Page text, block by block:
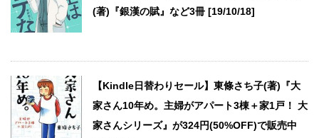
(著)『銀漢の賦』など3冊 [19/10/18]
【Kindle日替わりセール】東條さち子(著)『大
家さん10年め。主婦がアパート3棟＋家1戸！ 大
家さんシリーズ』が324円(50%OFF)で販売中